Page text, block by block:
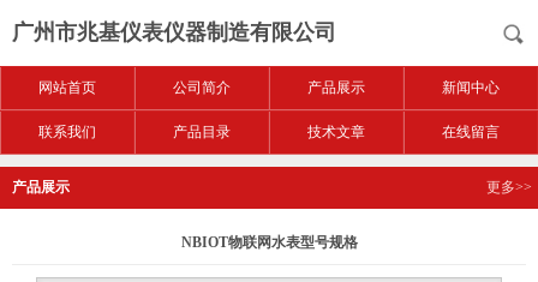
广州市兆基仪表仪器制造有限公司
网站首页 公司简介 产品展示 新闻中心
联系我们 产品目录 技术文章 在线留言
产品展示 更多>>
NBIOT物联网水表型号规格